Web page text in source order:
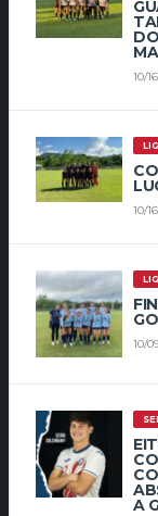
10/
10/
10/
A